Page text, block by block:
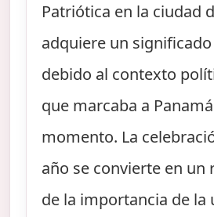
Patriótica en la ciudad
adquiere un
debido al contexto
que marcaba a
momento. La
año se convierte en un
de la importancia de la